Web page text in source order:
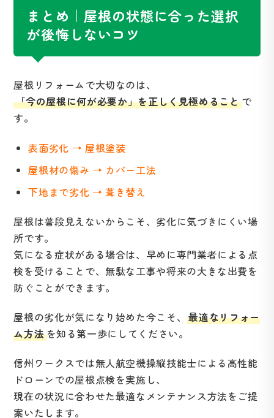
まとめ｜屋根の状態に合った選択
が後悔しないコツ
屋根リフォームで大切なのは、
「今の屋根に何が必要か」を正しく見極めることで
す。
表面劣化 → 屋根塗装
屋根材の傷み → カバー工法
下地まで劣化 → 葺き替え
屋根は普段見えないからこそ、劣化に気づきにくい場
所です。
気になる症状がある場合は、早めに専門業者による点
検を受けることで、無駄な工事や将来の大きな出費を
防ぐことができます。
屋根の劣化が気になり始めた今こそ、最適なリフォー
ム方法を知る第一歩にしてください。
信州ワークスでは無人航空機操縦技能士による高性能
ドローンでの屋根点検を実施し、
現在の状況に合わせた最適なメンテナンス方法をご提
案いたします。